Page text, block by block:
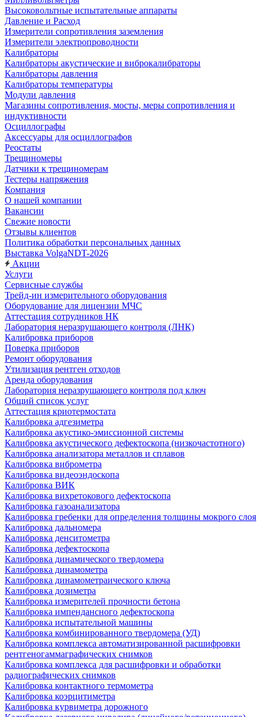
Высоковольтные испытательные аппараты
Давление и Расход
Измерители сопротивления заземления
Измерители электропроводности
Калибраторы
Калибраторы акустические и виброкалибраторы
Калибраторы давления
Калибраторы температуры
Модули давления
Магазины сопротивления, мосты, меры сопротивления и
индуктивности
Осциллографы
Аксессуары для осциллографов
Реостаты
Трещиномеры
Датчики к трещиномерам
Тестеры напряжения
Компания
О нашей компании
Вакансии
Свежие новости
Отзывы клиентов
Политика обработки персональных данных
Выставка VolgaNDT-2026
Акции
Услуги
Сервисные службы
Трейд-ин измерительного оборудования
Оборудование для лицензии МЧС
Аттестация сотрудников НК
Лаборатория неразрушающего контроля (ЛНК)
Калибровка приборов
Поверка приборов
Ремонт оборудования
Утилизация рентген отходов
Аренда оборудования
Лаборатория неразрушающего контроля под ключ
Общий список услуг
Аттестация криотермостата
Калибровка адгезиметра
Калибровка акустико-эмиссионной системы
Калибровка акустического дефектоскопа (низкочастотного)
Калибровка анализатора металлов и сплавов
Калибровка виброметра
Калибровка видеоэндоскопа
Калибровка ВИК
Калибровка вихретокового дефектоскопа
Калибровка газоанализатора
Калибровка гребенки для определения толщины мокрого слоя
Калибровка дальномера
Калибровка денситометра
Калибровка дефектоскопа
Калибровка динамического твердомера
Калибровка динамометра
Калибровка динамометраического ключа
Калибровка дозиметра
Калибровка измерителей прочности бетона
Калибровка импендансного дефектоскопа
Калибровка испытательной машины
Калибровка комбинированного твердомера (УД)
Калибровка комплекса автоматизированной расшифровки
рентгеногаммаграфических снимков
Калибровка комплекса для расшифровки и обработки
радиографических снимков
Калибровка контактного термометра
Калибровка коэрцитиметра
Калибровка курвиметра дорожного